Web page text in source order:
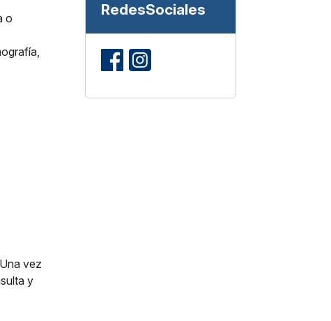
o
vez
y
RedesSociales